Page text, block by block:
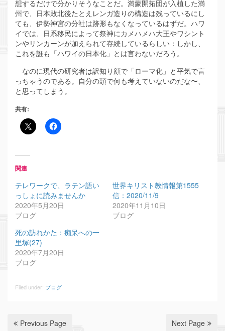
想するだけで分かりそうなことだ。満蒙開拓団が入植した満
州で、日本敗北後たとえレンガ造りの構造は残っているにし
ても、伊勢神宮の分社は跡形もなくなっているはずだ。ハワ
イでは、日系移民によって祭神にカメハメハ大王やワシント
ンやリンカーンが加えられて存続しているらしい：しかし、
これを誰も「ハワイの日本化」とは言わないだろう。
なのに現代の研究者は訳知り顔で「ローマ化」と平気で言
っちゃうのである。自分の頭で何も考えていないのだな〜、
と思ってしまう。
共有:
関連
テレワークで、ラテン語い
っしょに読みませんか
2020年5月20日
ブログ
世界キリスト教情報第1555
信：2020/11/9
2020年11月10日
ブログ
死の訪れかた：痴呆への一
里塚(27)
2020年7月20日
ブログ
Filed under: ブログ
Previous Page Next Page